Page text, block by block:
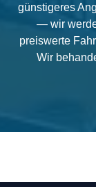
günstigeres
— wir
preiswerte
Wir